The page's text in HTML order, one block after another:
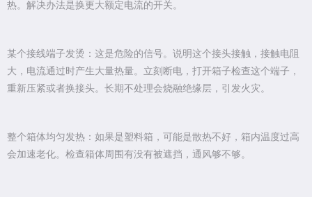
热。解决办法是换更大额定电流的开关。
某个接线端子发烫：这是危险的信号。说明这个接头接触，接触电阻
大，电流通过时产生大量热量。立刻断电，打开箱子检查这个端子，
重新压紧或者换接头。长期不处理会烧融绝缘层，引发火灾。
整个箱体均匀发热：如果是塑料箱，可能是散热不好，箱内温度过高
会加速老化。检查箱体周围有没有被遮挡，通风够不够。